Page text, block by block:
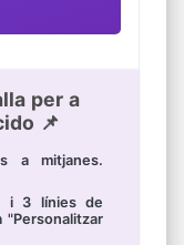
per a
📌
a mitjanes.
i 3 línies de